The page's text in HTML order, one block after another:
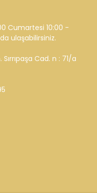
Cumartesi 10:00 -
ulaşabilirsiniz.
Sırrıpaşa Cad. n : 71/a